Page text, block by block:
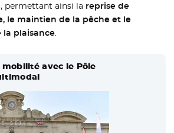
permettant ainsi la reprise de
le maintien de la pêche et le
plaisance.
avec le Pôle